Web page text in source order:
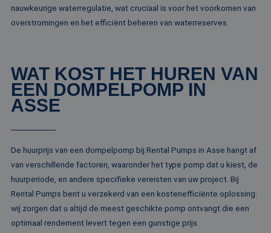
nauwkeurige waterregulatie, wat cruciaal is voor het voorkomen van
overstromingen en het efficiënt beheren van waterreserves.
WAT KOST HET HUREN VAN
EEN DOMPELPOMP IN
ASSE
De huurprijs van een dompelpomp bij Rental Pumps in Asse hangt af
van verschillende factoren, waaronder het type pomp dat u kiest, de
huurperiode, en andere specifieke vereisten van uw project. Bij
Rental Pumps bent u verzekerd van een kostenefficiënte oplossing:
wij zorgen dat u altijd de meest geschikte pomp ontvangt die een
optimaal rendement levert tegen een gunstige prijs.
MR
Microsoft
Corporation
.c.bing.com
1 week
Dit is een
MSN 1st party
die we gebruiken
ANONCHK
Microsoft
Corporation
.c.clarity.ms
10 minuten
Deze cookie
verzamelt
over hoe de
genoemde
lidc
Microsoft
.linkedin.com
1 dag
Dit is een
MSN 1st party
die zorgt voor de
deze website.
SM
.c.clarity.ms Sessie